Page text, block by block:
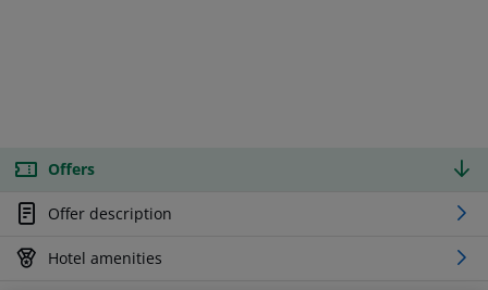
Offers
Offer description
Hotel amenities